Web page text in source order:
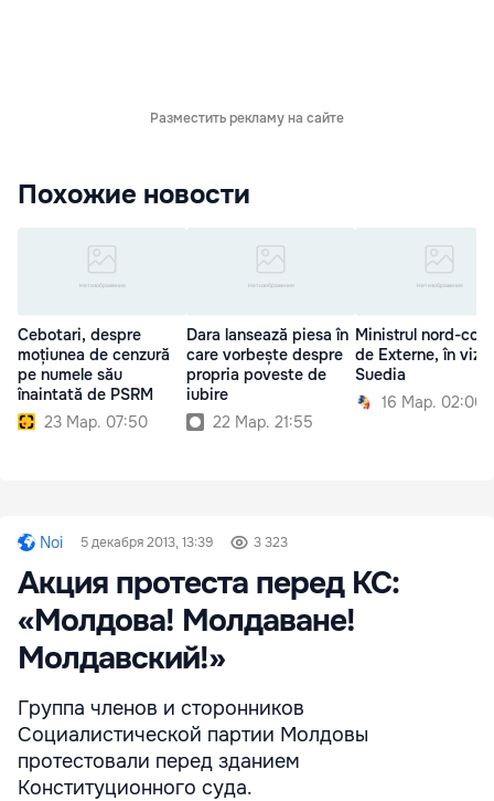
Разместить рекламу на сайте
Похожие новости
Cebotari, despre
moțiunea de cenzură
pe numele său
înaintată de PSRM
23 Мар. 07:50
Dara lansează piesa în
care vorbește despre
propria poveste de
iubire
22 Мар. 21:55
Ministrul nord-
de Externe, în
Suedia
16 Мар. 02:00
Noi 5 декабря 2013, 13:39 3 323
Акция протеста перед КС:
«Молдова! Молдаване!
Молдавский!»
Группа членов и сторонников
Социалистической партии Молдовы
протестовали перед зданием
Конституционного суда.